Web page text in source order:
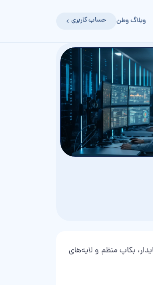
وبلاگ وطن حساب کاربری
بکاپ منظم و لایه‌های